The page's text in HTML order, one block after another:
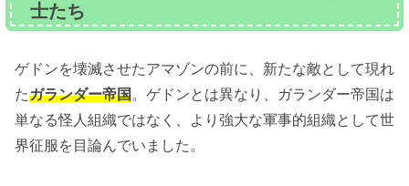
士たち
ゲドンを壊滅させたアマゾンの前に、新たな敵として現れ
たガランダー帝国。ゲドンとは異なり、ガランダー帝国は
単なる怪人組織ではなく、より強大な軍事的組織として世
界征服を目論んでいました。